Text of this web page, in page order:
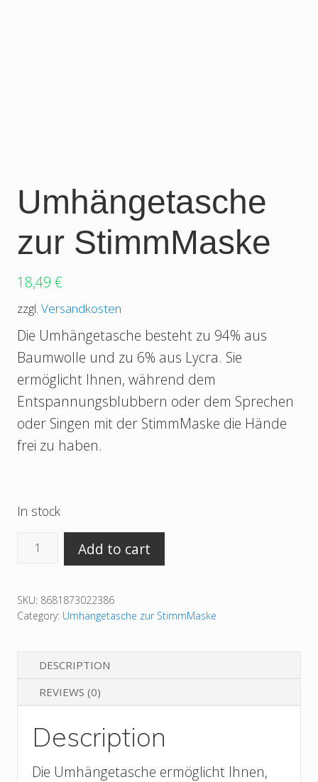
Umhängetasche
zur StimmMaske
18,49 €
zzgl. Versandkosten
Die Umhängetasche besteht zu 94% aus
Baumwolle und zu 6% aus Lycra. Sie
ermöglicht Ihnen, während dem
Entspannungsblubbern oder dem Sprechen
oder Singen mit der StimmMaske die Hände
frei zu haben.
In stock
Umhängetasche
quantity
Add to cart
SKU: 8681873022386
Category: Umhängetasche zur StimmMaske
DESCRIPTION
REVIEWS (0)
Description
Die Umhängetasche ermöglicht Ihnen,